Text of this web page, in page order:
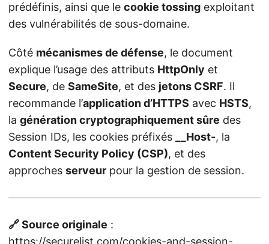
prédéfinis, ainsi que le cookie tossing exploitant
des vulnérabilités de sous-domaine.
Côté mécanismes de défense, le document
explique l’usage des attributs HttpOnly et
Secure, de SameSite, et des jetons CSRF. Il
recommande l’application d’HTTPS avec HSTS,
la génération cryptographiquement sûre des
Session IDs, les cookies préfixés
__Host-, la
Content Security Policy (CSP), et des
approches serveur pour la gestion de session.
🔗 Source originale :
https://securelist.com/cookies-and-session-